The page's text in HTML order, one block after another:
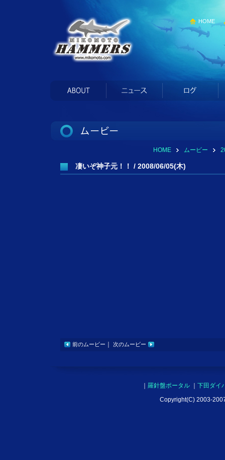
HOME
HOME ムービー
凄いぞ神子元！！ / 2008/06/05(木)
前のムービー 次のムービー
羅針盤ポータル
下田ダイ
Copyright(C) 2003-